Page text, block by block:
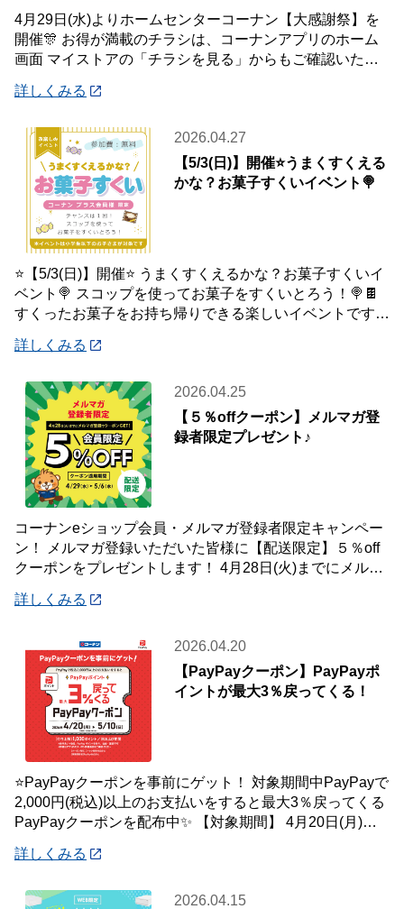
4月29日(水)よりホームセンターコーナン【大感謝祭】を
開催🎊 お得が満載のチラシは、コーナンアプリのホーム
画面 マイストアの「チラシを見る」からもご確認いただ
詳しくみる
2026.04.27
【5/3(日)】開催⭐️うまくすくえる
かな？お菓子すくいイベント🍭
⭐️【5/3(日)】開催⭐️ うまくすくえるかな？お菓子すくいイ
ベント🍭 スコップを使ってお菓子をすくいとろう！🍭🍫
すくったお菓子をお持ち帰りできる楽しいイベントです♪
詳しくみる
2026.04.25
【５％offクーポン】メルマガ登
録者限定プレゼント♪
コーナンeショップ会員・メルマガ登録者限定キャンペー
ン！ メルマガ登録いただいた皆様に【配送限定】５％off
クーポンをプレゼントします！ 4月28日(火)までにメルマ
詳しくみる
2026.04.20
【PayPayクーポン】PayPayポ
イントが最大3％戻ってくる！
⭐PayPayクーポンを事前にゲット！ 対象期間中PayPayで
2,000円(税込)以上のお支払いをすると最大3％戻ってくる
PayPayクーポンを配布中✨ 【対象期間】 4月20日(月)～5
詳しくみる
2026.04.15